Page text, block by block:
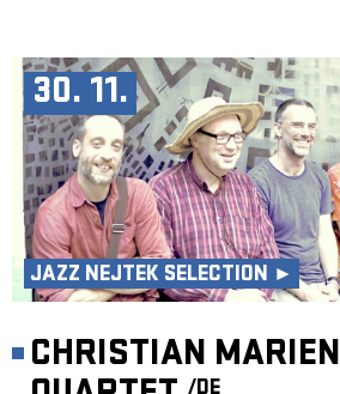
30. 11.
JAZZ NEJTEK SELECTION ►
CHRISTIAN MARIEN